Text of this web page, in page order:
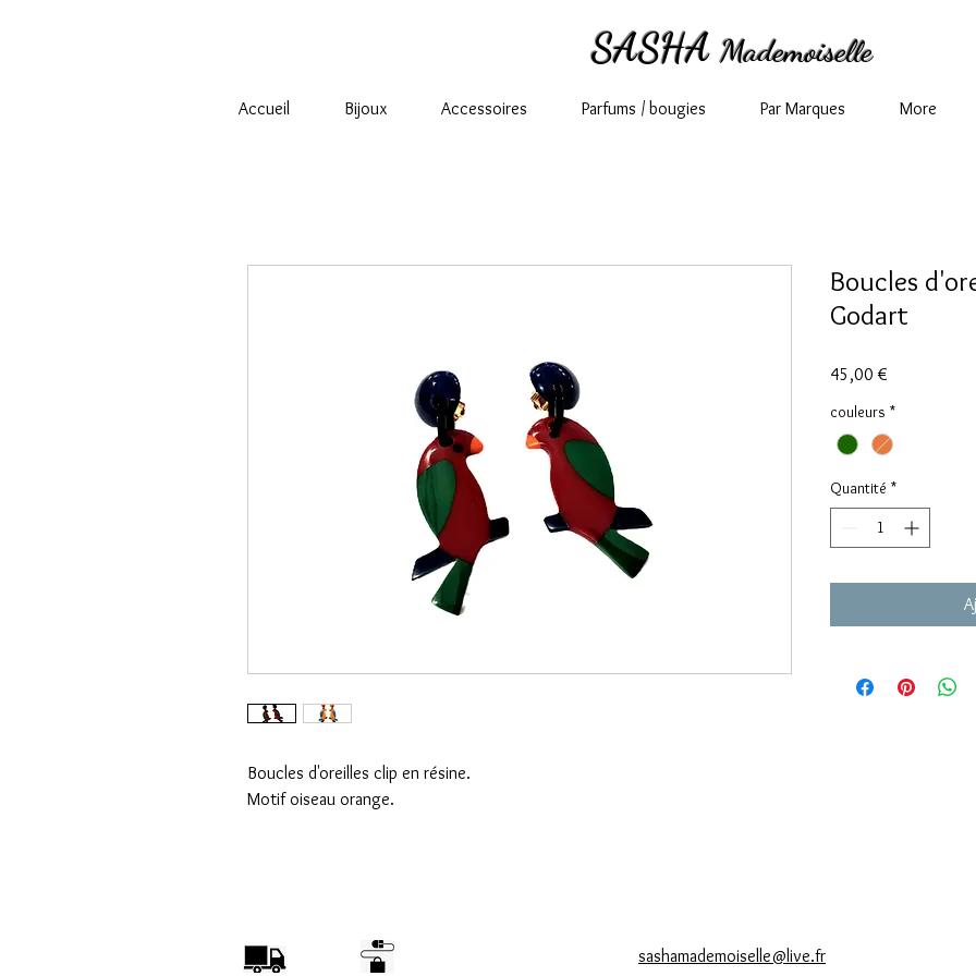
SASHA Mademoiselle
Accueil Bijoux Accessoires Parfums / bougies Par Marques More
Boucles d'oreilles clip en résine.
Motif oiseau orange.
Boucles
Godart
45,00 €
couleurs *
Quantité *
sashamademoiselle@live.fr